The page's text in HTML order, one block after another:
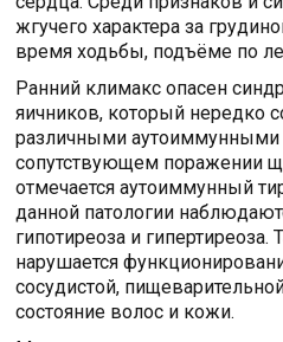
жгучего характера за
время ходьбы, подъёме по
Ранний климакс опасен
яичников, который нередко
различными аутоиммунными
сопутствующем поражении
отмечается аутоиммунный
данной патологии
гипотиреоза и гипертиреоза.
нарушается
сосудистой,
состояние волос и кожи.